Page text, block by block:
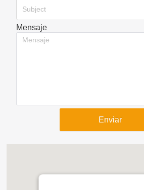
Subject
Mensaje
Enviar